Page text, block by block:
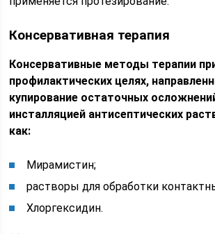
Консервативная терапия
Консервативные методы терапии
профилактических целях,
купирование остаточных
инсталляцией антисептических
как:
Мирамистин;
растворы для обработки
Хлоргексидин.